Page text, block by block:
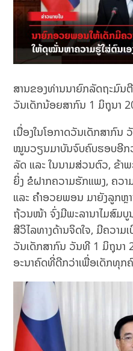
ສານຂອງທ່ານນາຍົກລັດຖະມົນ
ວັນເດັກນ້ອຍສາກົນ 1 ມິຖຸນາ
ເນື່ອງໃນໂອກາດວັນເດັກສາກົ
ໝູນວຽນມາບັນຈົບຄົບຮອບອີກ
ລັດ ແລະ ໃນນາມສ່ວນຕົວ, ຂ້າພ
ຍິ່ງ ຂໍຝາກຄວາມຮັກແພງ, ຄວ
ແລະ ຄໍາອວຍພອນ ມາຍັງລູກຫຼ
ຖ້ວນໜ້າ ຈົ່ງມີພະລານາໄມສົມບູ
ສີວິໄລທາງດ້ານຈິດໃຈ, ມີຄວາມ
ວັນເດັກສາກົນ ວັນທີ 1 ມິຖຸນາ
ອະນາຄົດທີ່ດີກວ່າເພື່ອເດັກທຸກ